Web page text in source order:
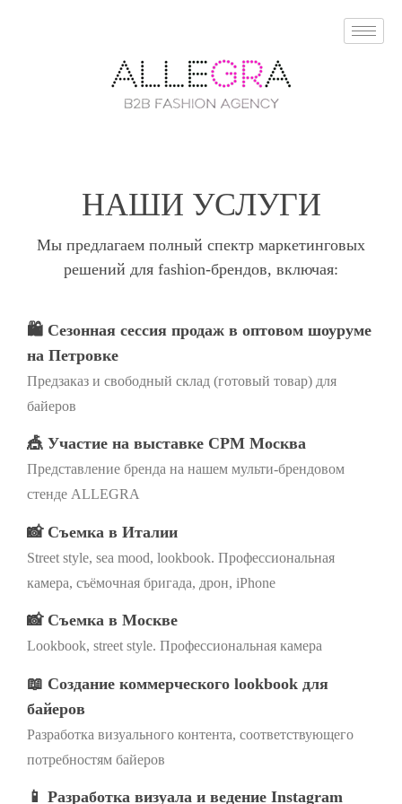
НАШИ УСЛУГИ
Мы предлагаем полный спектр маркетинговых
решений для fashion-брендов, включая:
🛍️ Сезонная сессия продаж в оптовом шоуруме
на Петровке
Предзаказ и свободный склад (готовый товар) для
байеров
🎪 Участие на выставке CPM Москва
Представление бренда на нашем мульти-брендовом
стенде ALLEGRA
📸 Съемка в Италии
Street style, sea mood, lookbook. Профессиональная
камера, съёмочная бригада, дрон, iPhone
📸 Съемка в Москве
Lookbook, street style. Профессиональная камера
📖 Создание коммерческого lookbook для
байеров
Разработка визуального контента, соответствующего
потребностям байеров
📱 Разработка визуала и ведение Instagram